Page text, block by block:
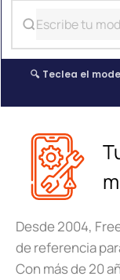
🔍 Teclea el
Desde 2004,
de referencia
Con más de 20